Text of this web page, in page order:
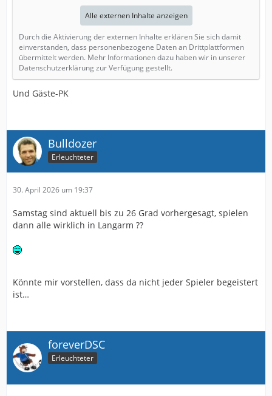
Alle externen Inhalte anzeigen
Durch die Aktivierung der externen Inhalte erklären Sie sich damit
einverstanden, dass personenbezogene Daten an Drittplattformen
übermittelt werden. Mehr Informationen dazu haben wir in unserer
Datenschutzerklärung zur Verfügung gestellt.
Und Gäste-PK
Bulldozer
Erleuchteter
30. April 2026 um 19:37
Samstag sind aktuell bis zu 26 Grad vorhergesagt, spielen
dann alle wirklich in Langarm ??
Könnte mir vorstellen, dass da nicht jeder Spieler begeistert
ist…
foreverDSC
Erleuchteter